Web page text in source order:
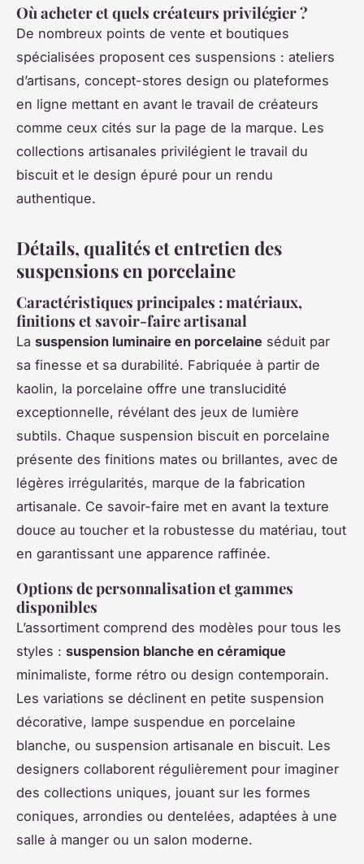
Où acheter et quels créateurs privilégier ?
De nombreux points de vente et boutiques
spécialisées proposent ces suspensions : ateliers
d’artisans, concept-stores design ou plateformes
en ligne mettant en avant le travail de créateurs
comme ceux cités sur la page de la marque. Les
collections artisanales privilégient le travail du
biscuit et le design épuré pour un rendu
authentique.
Détails, qualités et entretien des
suspensions en porcelaine
Caractéristiques principales : matériaux,
finitions et savoir-faire artisanal
La suspension luminaire en porcelaine séduit par
sa finesse et sa durabilité. Fabriquée à partir de
kaolin, la porcelaine offre une translucidité
exceptionnelle, révélant des jeux de lumière
subtils. Chaque suspension biscuit en porcelaine
présente des finitions mates ou brillantes, avec de
légères irrégularités, marque de la fabrication
artisanale. Ce savoir-faire met en avant la texture
douce au toucher et la robustesse du matériau, tout
en garantissant une apparence raffinée.
Options de personnalisation et gammes
disponibles
L’assortiment comprend des modèles pour tous les
styles : suspension blanche en céramique
minimaliste, forme rétro ou design contemporain.
Les variations se déclinent en petite suspension
décorative, lampe suspendue en porcelaine
blanche, ou suspension artisanale en biscuit. Les
designers collaborent régulièrement pour imaginer
des collections uniques, jouant sur les formes
coniques, arrondies ou dentelées, adaptées à une
salle à manger ou un salon moderne.